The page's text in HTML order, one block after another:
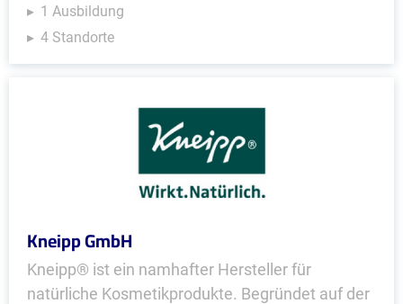
1 Ausbildung
4 Standorte
Kneipp GmbH
Kneipp® ist ein namhafter Hersteller für
natürliche Kosmetikprodukte. Begründet auf der